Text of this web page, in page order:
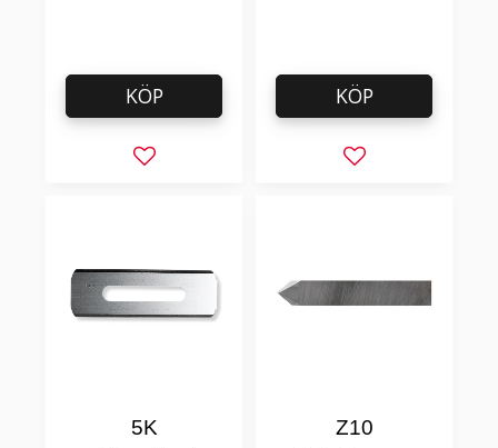
Lägg till i favoriter
KÖP
Lägg till i
KÖP
5K Z10